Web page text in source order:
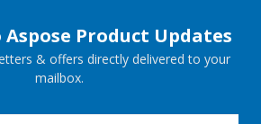
Product Updates
& offers directly delivered to your
mailbox.